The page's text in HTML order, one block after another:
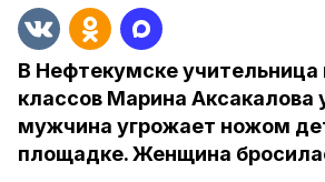
В Нефтекумске
классов Марина Аксакалова
мужчина угрожает ножом
площадке. Женщина